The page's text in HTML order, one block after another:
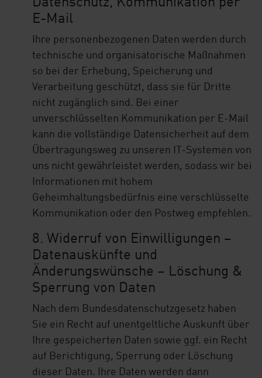
Datenschutz, Kommunikation per
E-Mail
Ihre personenbezogenen Daten werden durch
technische und organisatorische Maßnahmen
so bei der Erhebung, Speicherung und
Verarbeitung geschützt, dass sie für Dritte
nicht zugänglich sind. Bei einer
unverschlüsselten Kommunikation per E-Mail
kann die vollständige Datensicherheit auf dem
Übertragungsweg zu unseren IT-Systemen von
uns nicht gewährleistet werden, sodass wir bei
Informationen mit hohem
Geheimhaltungsbedürfnis eine verschlüsselte
Kommunikation oder den Postweg empfehlen.
8. Widerruf von Einwilligungen –
Datenauskünfte und
Änderungswünsche – Löschung &
Sperrung von Daten
Nach dem Bundesdatenschutzgesetz haben
Sie ein Recht auf unentgeltliche Auskunft über
Ihre gespeicherten Daten sowie ggf. ein Recht
auf Berichtigung, Sperrung oder Löschung
dieser Daten. Ihre Daten werden dann